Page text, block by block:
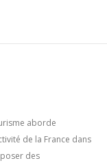
aborde
de la France dans
des